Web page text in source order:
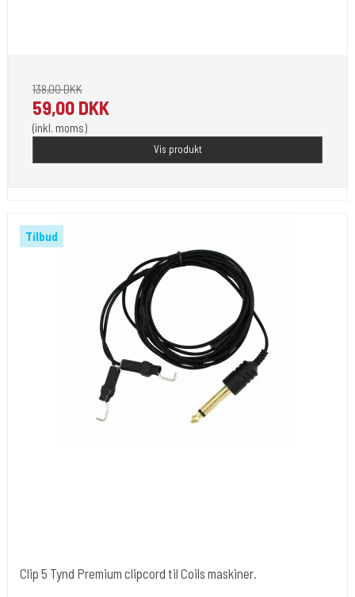
138,00 DKK
59,00 DKK
(inkl. moms)
Vis produkt
Tilbud
Clip 5 Tynd Premium clipcord til Coils maskiner.